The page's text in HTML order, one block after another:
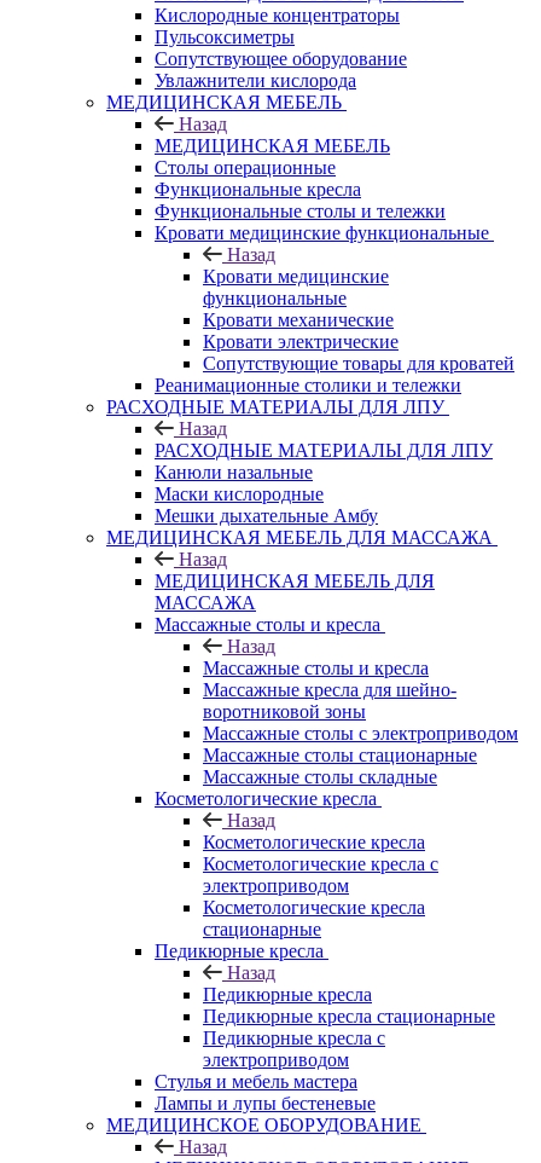
Кислородные концентраторы
Пульсоксиметры
Сопутствующее оборудование
Увлажнители кислорода
МЕДИЦИНСКАЯ МЕБЕЛЬ
Назад
МЕДИЦИНСКАЯ МЕБЕЛЬ
Столы операционные
Функциональные кресла
Функциональные столы и тележки
Кровати медицинские функциональные
Назад
Кровати медицинские
функциональные
Кровати механические
Кровати электрические
Сопутствующие товары для кроватей
Реанимационные столики и тележки
РАСХОДНЫЕ МАТЕРИАЛЫ ДЛЯ ЛПУ
Назад
РАСХОДНЫЕ МАТЕРИАЛЫ ДЛЯ ЛПУ
Канюли назальные
Маски кислородные
Мешки дыхательные Амбу
МЕДИЦИНСКАЯ МЕБЕЛЬ ДЛЯ МАССАЖА
Назад
МЕДИЦИНСКАЯ МЕБЕЛЬ ДЛЯ
МАССАЖА
Массажные столы и кресла
Назад
Массажные столы и кресла
Массажные кресла для шейно-
воротниковой зоны
Массажные столы с электроприводом
Массажные столы стационарные
Массажные столы складные
Косметологические кресла
Назад
Косметологические кресла
Косметологические кресла с
электроприводом
Косметологические кресла
стационарные
Педикюрные кресла
Назад
Педикюрные кресла
Педикюрные кресла стационарные
Педикюрные кресла с
электроприводом
Стулья и мебель мастера
Лампы и лупы бестеневые
МЕДИЦИНСКОЕ ОБОРУДОВАНИЕ
Назад